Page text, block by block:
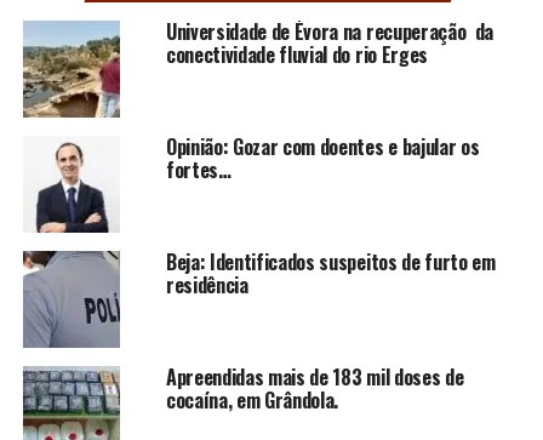
Universidade de Évora na recuperação da
conectividade fluvial do rio Erges
Opinião: Gozar com doentes e bajular os
fortes…
Beja: Identificados suspeitos de furto em
residência
Apreendidas mais de 183 mil doses de
cocaína, em Grândola.